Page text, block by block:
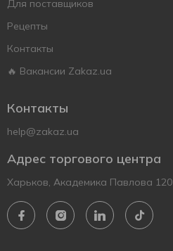
Для поставщиков
Рецепты
Контакты
🔥 Вакансии Zakaz.ua
Контакты
help@zakaz.ua
Адрес торгового центра
Харьков, Академика Павлова 120